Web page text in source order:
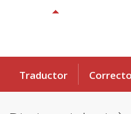
Traductor